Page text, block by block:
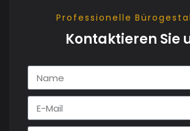
Professionelle
Kontaktieren Sie